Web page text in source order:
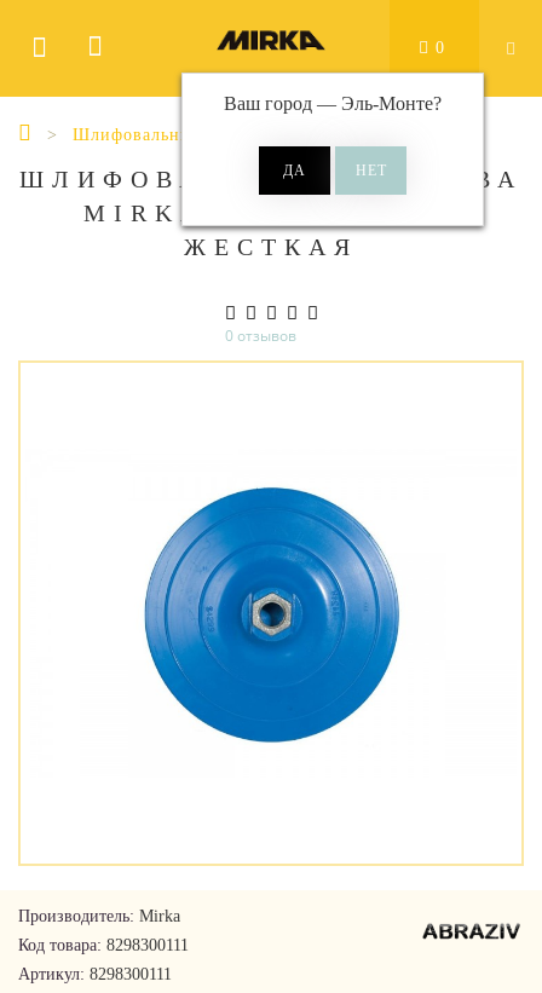
Ваш город — Эль-Монте?
0
Шлифовальные подошвы
ШЛИФОВАЛЬНАЯ ПОДОШВА
MIRKA 150 ММ W5/8
ЖЕСТКАЯ
0 отзывов
Производитель: Mirka
Код товара: 8298300111
Артикул: 8298300111